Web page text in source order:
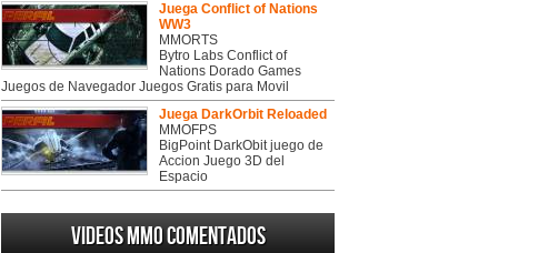
Juega Conflict of Nations
WW3
MMORTS
Bytro Labs Conflict of
Nations Dorado Games
Juegos de Navegador Juegos Gratis para Movil
Juega DarkOrbit Reloaded
MMOFPS
BigPoint DarkObit juego de
Accion Juego 3D del
Espacio
Videos MMO Comentados